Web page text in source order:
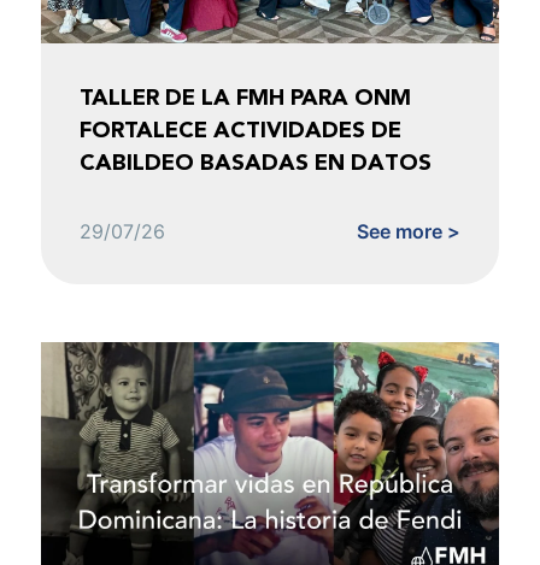
TALLER DE LA FMH PARA ONM
FORTALECE ACTIVIDADES DE
CABILDEO BASADAS EN DATOS
29/07/26 See more >